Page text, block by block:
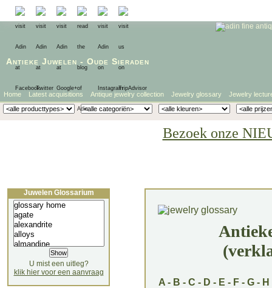
Antieke Juwelen - Oude Sieraden
Home Latest acquisitions Antique jewelry collection Jewelry glossary Jewelry
Bezoek onze
A - B - C - D - E - F - G - H
Juwelen Glossarium
U mist een uitleg?
klik hier voor een aanvraag